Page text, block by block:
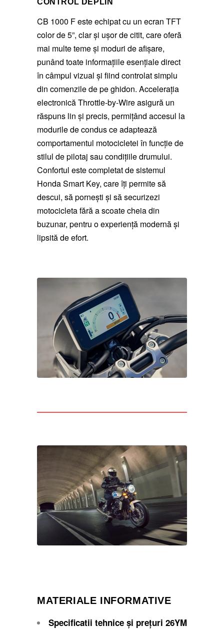
CONTROL DEPLIN
CB 1000 F este echipat cu un ecran TFT
color de 5”, clar și ușor de citit, care oferă
mai multe teme și moduri de afișare,
punând toate informațiile esențiale direct
în câmpul vizual și fiind controlat simplu
din comenzile de pe ghidon. Accelerația
electronică Throttle-by-Wire asigură un
răspuns lin și precis, permițând accesul la
modurile de condus ce adaptează
comportamentul motocicletei în funcție de
stilul de pilotaj sau condițiile drumului.
Confortul este completat de sistemul
Honda Smart Key, care îți permite să
descui, să pornești și să securizezi
motocicleta fără a scoate cheia din
buzunar, pentru o experiență modernă și
lipsită de efort.
MATERIALE INFORMATIVE
Specificatii tehnice și prețuri 26YM